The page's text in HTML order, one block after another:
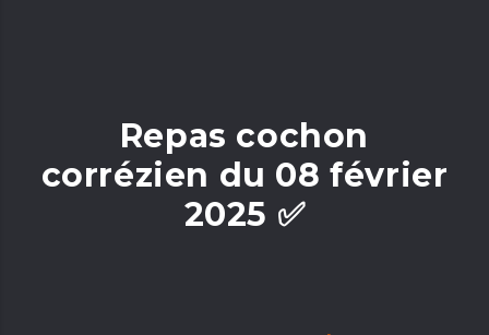
Repas cochon
corrézien du 08 février
2025 ✅